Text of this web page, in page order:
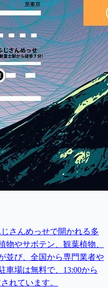
さんめっせで開かれる多
物やサボテン、観葉植物、
並び、全国から専門業者や
車場は無料で、13:00から
れています。